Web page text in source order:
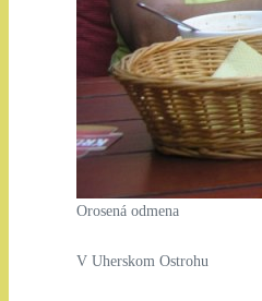
Orosená odmena
V Uherskom Ostrohu